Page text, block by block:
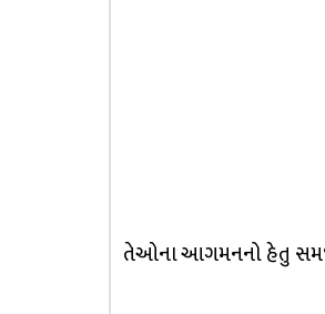
તેઓના આગમનનો હેતુ